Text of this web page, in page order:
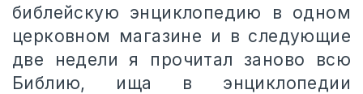
библейскую энциклопедию в одном
церковном магазине и в следующие
две недели я прочитал заново всю
Библию, ища в энциклопедии